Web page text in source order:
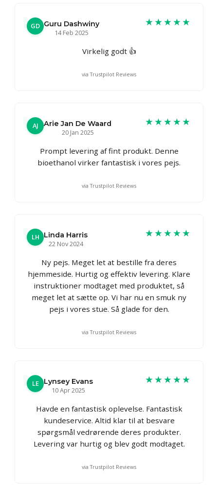
GD Guru Dashwiny
14 Feb 2025
★★★★★
Virkelig godt 👍
via Trustpilot Reviews
AJ
Arie Jan De Waard
20 Jan 2025
★★★★★
Prompt levering af fint produkt. Denne
bioethanol virker fantastisk i vores pejs.
via Trustpilot Reviews
LH
Linda Harris
22 Nov 2024
★★★★★
Ny pejs. Meget let at bestille fra deres
hjemmeside. Hurtig og effektiv levering. Klare
instruktioner modtaget med produktet, så
meget let at sætte op. Vi har nu en smuk ny
pejs i vores stue. Så glade for den.
via Trustpilot Reviews
LE
Lynsey Evans
10 Apr 2025
★★★★★
Havde en fantastisk oplevelse. Fantastisk
kundeservice. Altid klar til at besvare
spørgsmål vedrørende deres produkter.
Levering var hurtig og blev godt modtaget.
via Trustpilot Reviews